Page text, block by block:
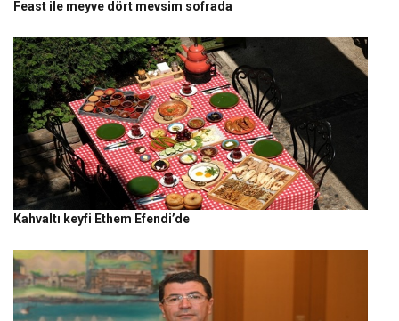
Feast ile meyve dört mevsim sofrada
Kahvaltı keyfi Ethem Efendi’de